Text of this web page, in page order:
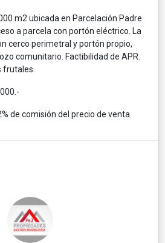
m2 ubicada en Parcelación Padre
a parcela con portón eléctrico. La
cerco perimetral y portón propio,
comunitario. Factibilidad de APR.
frutales.
de comisión del precio de venta.